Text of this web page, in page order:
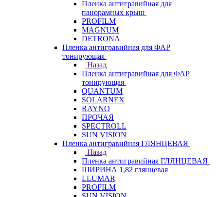
Пленка антигравийная для
панорамных крыш
PROFILM
MAGNUM
DETRONA
Пленка антигравийная для ФАР
тонирующая
Назад
Пленка антигравийная для ФАР
тонирующая
QUANTUM
SOLARNEX
RAYNO
ПРОЧАЯ
SPECTROLL
SUN VISION
Пленка антигравийная ГЛЯНЦЕВАЯ
Назад
Пленка антигравийная ГЛЯНЦЕВАЯ
ШИРИНА 1,82 глянцевая
LLUMAR
PROFILM